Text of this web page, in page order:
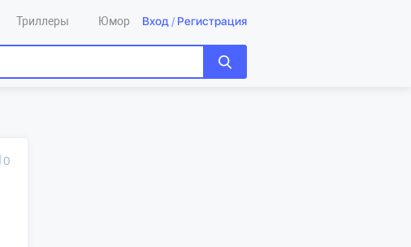
Триллеры Юмор Вход / Регистрация
0